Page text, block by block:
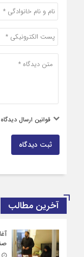
قوانین ارسال دیدگاه
ثبت دیدگاه
آخرین مطالب